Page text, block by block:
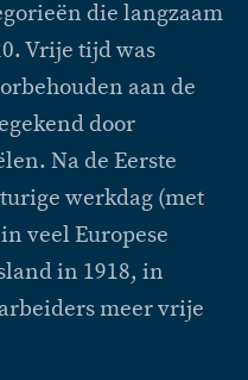
die langzaam
Vrije tijd was
aan de
door
Na de Eerste
werkdag (met
veel Europese
in 1918, in
meer vrije